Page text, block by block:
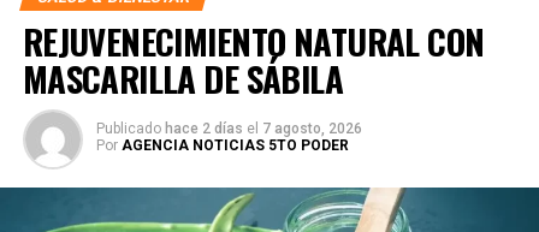
REJUVENECIMIENTO NATURAL CON
MASCARILLA DE SÁBILA
Publicado hace 2 días el 7 agosto, 2026
Por AGENCIA NOTICIAS 5TO PODER